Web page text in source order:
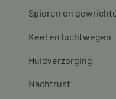
Spieren en
Keel en luchtwegen
Huidverzorging
Nachtrust